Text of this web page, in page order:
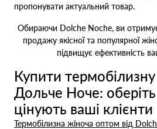
пропонувати актуальний товар.
Обираючи Dolche Noche, ви
продажу якісної та популярної
підвищує ефективність
Купити
Дольче Ноче: оберіть
цінують ваші клієнти
Термобілизна жіноча оптом від